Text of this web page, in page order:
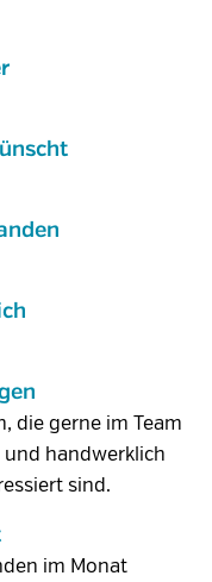
die gerne im Team
handwerklich
sind.
im Monat